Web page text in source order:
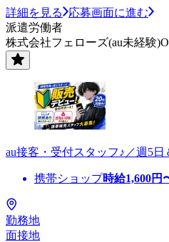
詳細を見る
応募画面に進む
派遣労働者
株式会社フェローズ(au未経験
au接客・受付スタッフ♪／週5日
携帯ショップ時給1,600円
勤務地
面接地